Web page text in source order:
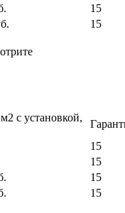
15
15
с установкой,
15
15
15
15